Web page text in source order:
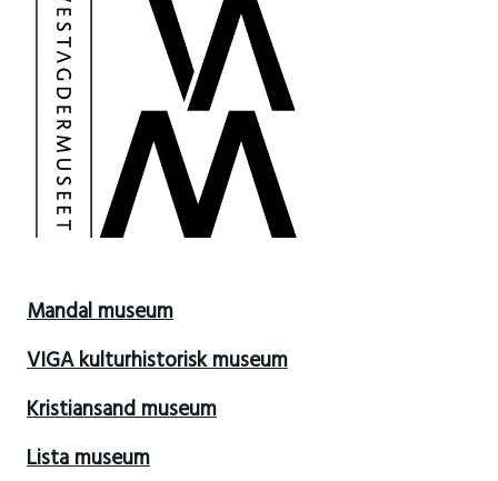
Mandal museum
VIGA kulturhistorisk museum
Kristiansand museum
Lista museum